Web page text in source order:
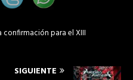
confirmación para el XIII
SIGUIENTE